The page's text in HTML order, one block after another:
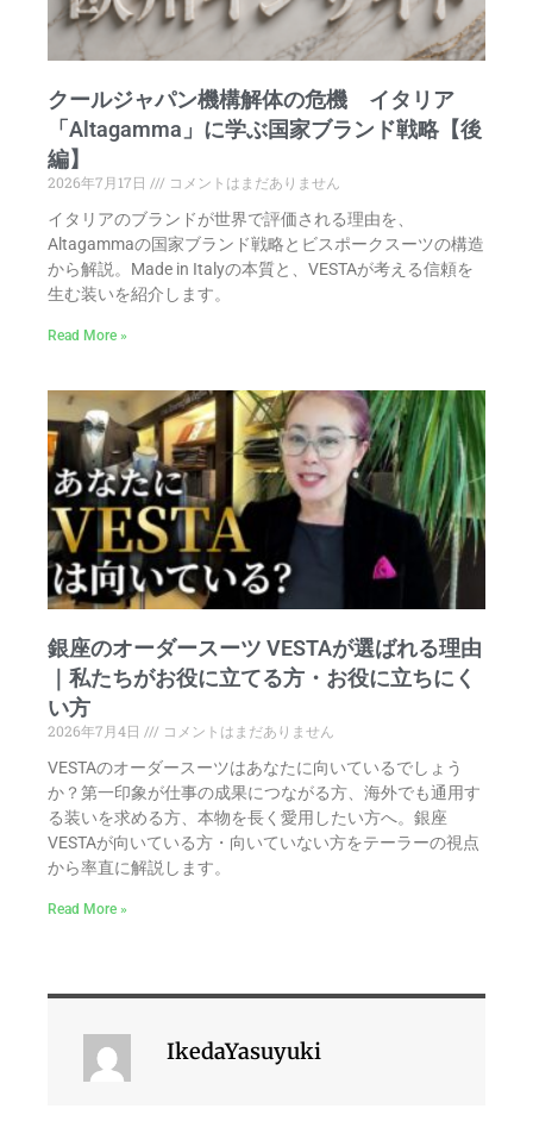
クールジャパン機構解体の危機 イタリア
「Altagamma」に学ぶ国家ブランド戦略【後
編】
2026年7月17日
コメントはまだありません
イタリアのブランドが世界で評価される理由を、
Altagammaの国家ブランド戦略とビスポークスーツの構造
から解説。Made in Italyの本質と、VESTAが考える信頼を
生む装いを紹介します。
Read More »
銀座のオーダースーツ VESTAが選ばれる理由
｜私たちがお役に立てる方・お役に立ちにく
い方
2026年7月4日
コメントはまだありません
VESTAのオーダースーツはあなたに向いているでしょう
か？第一印象が仕事の成果につながる方、海外でも通用す
る装いを求める方、本物を長く愛用したい方へ。銀座
VESTAが向いている方・向いていない方をテーラーの視点
から率直に解説します。
Read More »
IkedaYasuyuki